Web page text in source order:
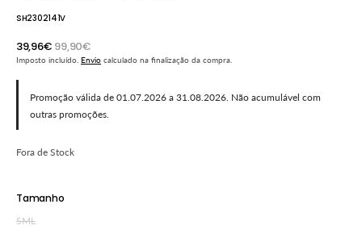
SH2302141V
Preço
normal
99,90€
Preço
promocional
39,96€
Imposto incluído. Envio calculado na finalização da compra.
Promoção válida de 01.07.2026 a 31.08.2026. Não acumulável com
outras promoções.
Fora de Stock
Tamanho
SVariante
MVariante
LVariante